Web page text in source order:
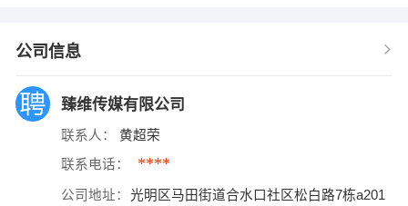
公司信息
臻维传媒有限公司
联系人： 黄超荣
联系电话： ****
公司地址： 光明区马田街道合水口社区松白路7栋a201